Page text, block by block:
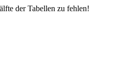
der Tabellen zu fehlen!